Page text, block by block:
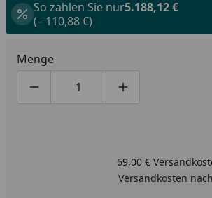
So zahlen Sie nur5.188,12 €
(– 110,88 €)
Menge
Produktmenge um eins verringern
Produktmenge manuell
Produktmenge
69,00 €
Versandkosten